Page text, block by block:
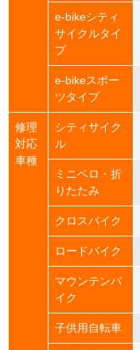
e-bikeシティ
サイクルタイ
プ
e-bikeスポー
ツタイプ
修理
対応
車種
シティサイク
ル
ミニベロ・折
りたたみ
クロスバイク
ロードバイク
マウンテンバ
イク
子供用自転車